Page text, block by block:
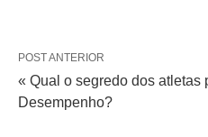
POST ANTERIOR
« Qual o segredo dos atletas
Desempenho?